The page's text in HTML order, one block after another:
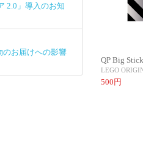
2.0」導入のお知
のお届けへの影響
QP Big
LEGO
500円